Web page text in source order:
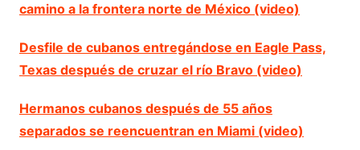
camino a la frontera norte de México (video)
Desfile de cubanos entregándose en Eagle Pass,
Texas después de cruzar el río Bravo (video)
Hermanos cubanos después de 55 años
separados se reencuentran en Miami (video)